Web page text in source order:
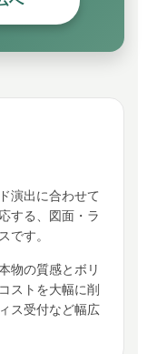
演出に合わせて
する、図面・ラ
です。
物の質感とボリ
ストを大幅に削
ス受付など幅広